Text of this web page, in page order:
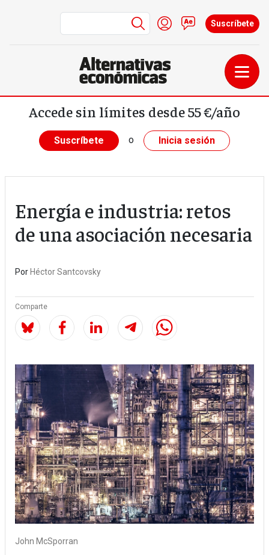
Pasar al contenido principal
Menú de cuenta de
Iniciar sesión
Contacto
Suscríbete
Accede sin límites desde 55 €/año
Suscríbete o Inicia sesión
Energía e industria: retos
de una asociación necesaria
Por Héctor Santcovsky
Comparte
John McSporran